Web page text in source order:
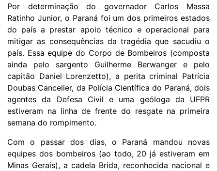
Por determinação do governador Carlos Massa
Ratinho Junior, o Paraná foi um dos primeiros estados
do país a prestar apoio técnico e operacional para
mitigar as consequências da tragédia que sacudiu o
país. Essa equipe do Corpo de Bombeiros (composta
ainda pelo sargento Guilherme Berwanger e pelo
capitão Daniel Lorenzetto), a perita criminal Patrícia
Doubas Cancelier, da Polícia Científica do Paraná, dois
agentes da Defesa Civil e uma geóloga da UFPR
estiveram na linha de frente do resgate na primeira
semana do rompimento.
Com o passar dos dias, o Paraná mandou novas
equipes dos bombeiros (ao todo, 20 já estiveram em
Minas Gerais), a cadela Brida, reconhecida nacional e